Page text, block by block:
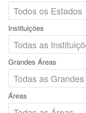
Instituições
Grandes Áreas
Áreas